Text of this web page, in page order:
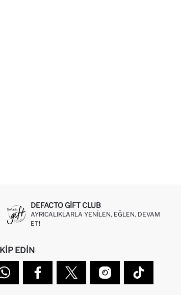
DEFACTO GIFT CLUB
AYRICALIKLARLA YENILEN, EĞLEN, DEVAM
ET!
EDIN